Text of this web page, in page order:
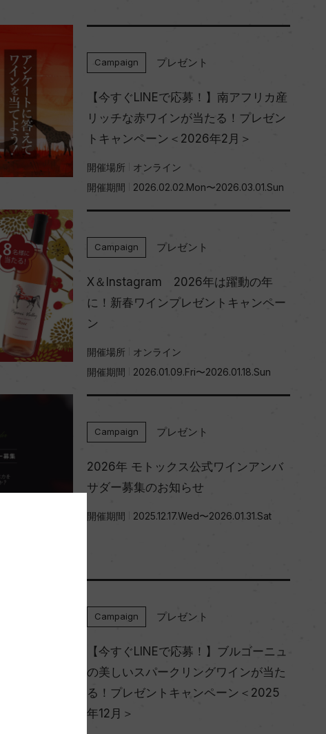
Campaign プレゼント
【今すぐLINEで応募！】南アフリカ産
リッチな赤ワインが当たる！プレゼン
トキャンペーン＜2026年2月＞
開催場所
オンライン
開催期間
2026.02.02.Mon〜2026.03.01.Sun
Campaign プレゼント
X＆Instagram 2026年は躍動の年
に！新春ワインプレゼントキャンペー
ン
開催場所
オンライン
開催期間
2026.01.09.Fri〜2026.01.18.Sun
Campaign プレゼント
2026年 モトックス公式ワインアンバ
サダー募集のお知らせ
開催期間 2025.12.17.Wed〜2026.01.31.Sat
Campaign プレゼント
【今すぐLINEで応募！】ブルゴーニュ
の美しいスパークリングワインが当た
る！プレゼントキャンペーン＜2025
年12月＞